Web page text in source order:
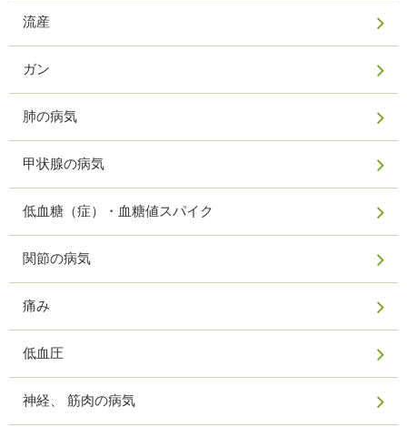
流産
ガン
肺の病気
甲状腺の病気
低血糖（症）・血糖値スパイク
関節の病気
痛み
低血圧
神経、 筋肉の病気